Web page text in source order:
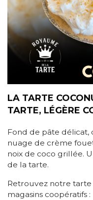
LA TARTE
TARTE, LÉGÈRE
Fond de pâte
nuage de crème
noix de coco grillée.
de la tarte.
Retrouvez notre tarte
magasins coopératifs :